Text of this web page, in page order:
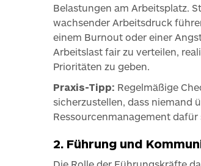
Belastungen am Arbeitsplatz.
wachsender Arbeitsdruck
einem Burnout oder einer
Arbeitslast fair zu verteilen,
Prioritäten zu geben.
Praxis-Tipp: Regelmäßige
sicherzustellen, dass niemand
Ressourcenmanagement
2. Führung und